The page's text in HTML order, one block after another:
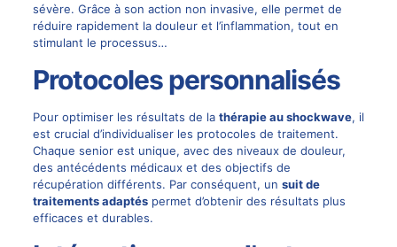
sévère. Grâce à son action non invasive, elle permet de
réduire rapidement la douleur et l’inflammation, tout en
stimulant le processus…
Protocoles personnalisés
Pour optimiser les résultats de la thérapie au shockwave, il
est crucial d’individualiser les protocoles de traitement.
Chaque senior est unique, avec des niveaux de douleur,
des antécédents médicaux et des objectifs de
récupération différents. Par conséquent, un suit de
traitements adaptéspermet d’obtenir des résultats plus
efficaces et durables.